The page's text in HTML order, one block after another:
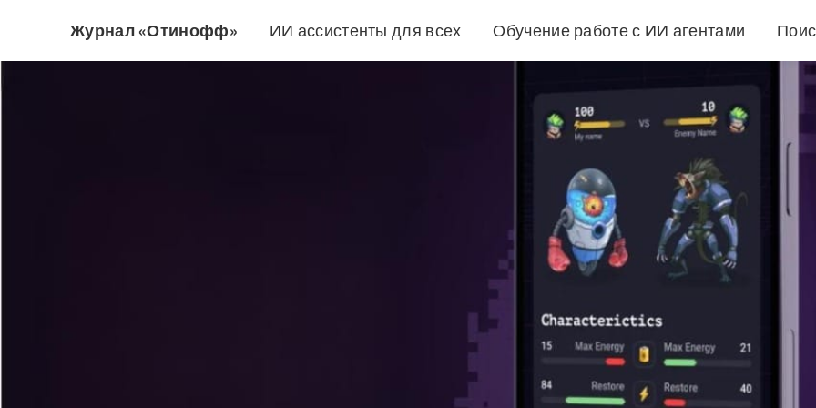
Журнал «Отинофф» ИИ ассистенты для всех Обучение работе с ИИ агентами